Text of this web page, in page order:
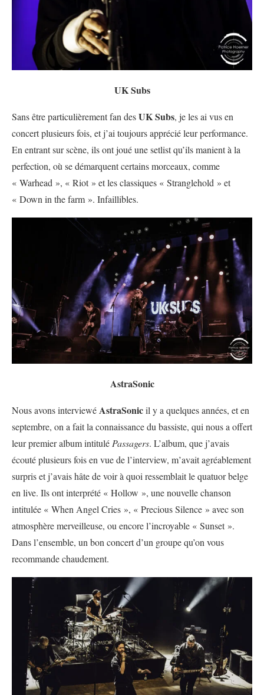
UK Subs
Sans être particulièrement fan desUK Subs, je les ai vus en
concert plusieurs fois, et j’ai toujours apprécié leur performance.
En entrant sur scène, ils ont joué une setlist qu’ils manient à la
perfection, où se démarquent certains morceaux, comme
« Warhead », « Riot » et les classiques « Stranglehold » et
« Down in the farm ». Infaillibles.
AstraSonic
Nous avons interviewé AstraSonicil y a quelques années, et en
septembre, on a fait la connaissance du bassiste, qui nous a offert
leur premier album intitulé Passagers. L’album, que j’avais
écouté plusieurs fois en vue de l’interview, m’avait agréablement
surpris et j’avais hâte de voir à quoi ressemblait le quatuor belge
en live. Ils ont interprété « Hollow », une nouvelle chanson
intitulée « When Angel Cries », « Precious Silence » avec son
atmosphère merveilleuse, ou encore l’incroyable « Sunset ».
Dans l’ensemble, un bon concert d’un groupe qu’on vous
recommande chaudement.